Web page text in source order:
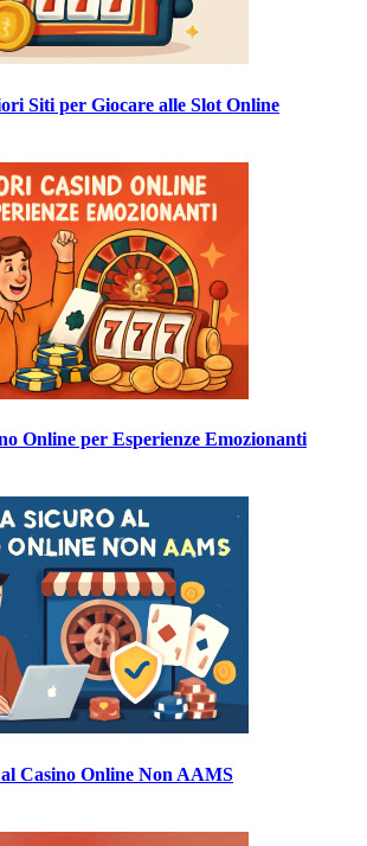
Siti per Giocare alle Slot Online
Online per Esperienze Emozionanti
Casino Online Non AAMS